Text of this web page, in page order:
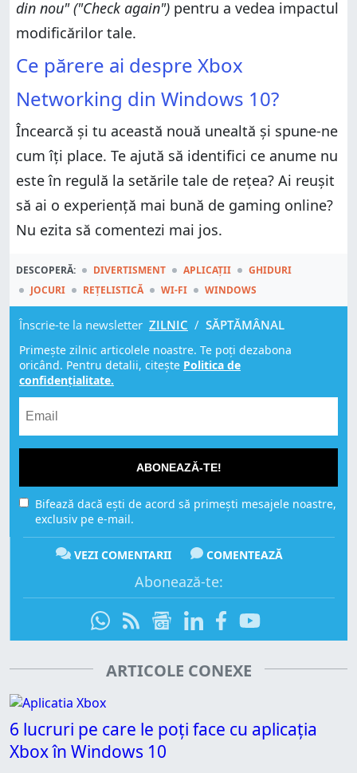
din nou" ("Check again") pentru a vedea impactul
modificărilor tale.
Ce părere ai despre Xbox
Networking din Windows 10?
Încearcă și tu această nouă unealtă și spune-ne
cum îți place. Te ajută să identifici ce anume nu
este în regulă la setările tale de rețea? Ai reușit
să ai o experiență mai bună de gaming online?
Nu ezita să comentezi mai jos.
DESCOPERĂ: DIVERTISMENT APLICAȚII
GHIDURI
JOCURI
REȚELISTICĂ WI-FI WINDOWS
Înscrie-te la newsletter ZILNIC / SĂPTĂMÂNAL
Primește zilnic articolele noastre. Te poți dezabona
oricând. Pentru detalii, citește Politica de
confidențialitate.
ABONEAZĂ-TE!
Bifează dacă ești de acord să primești mesajele noastre,
exclusiv pe e-mail.
VEZI COMENTARII COMENTEAZĂ
Abonează-te:
ARTICOLE CONEXE
6 lucruri pe care le poți face cu aplicația
Xbox în Windows 10